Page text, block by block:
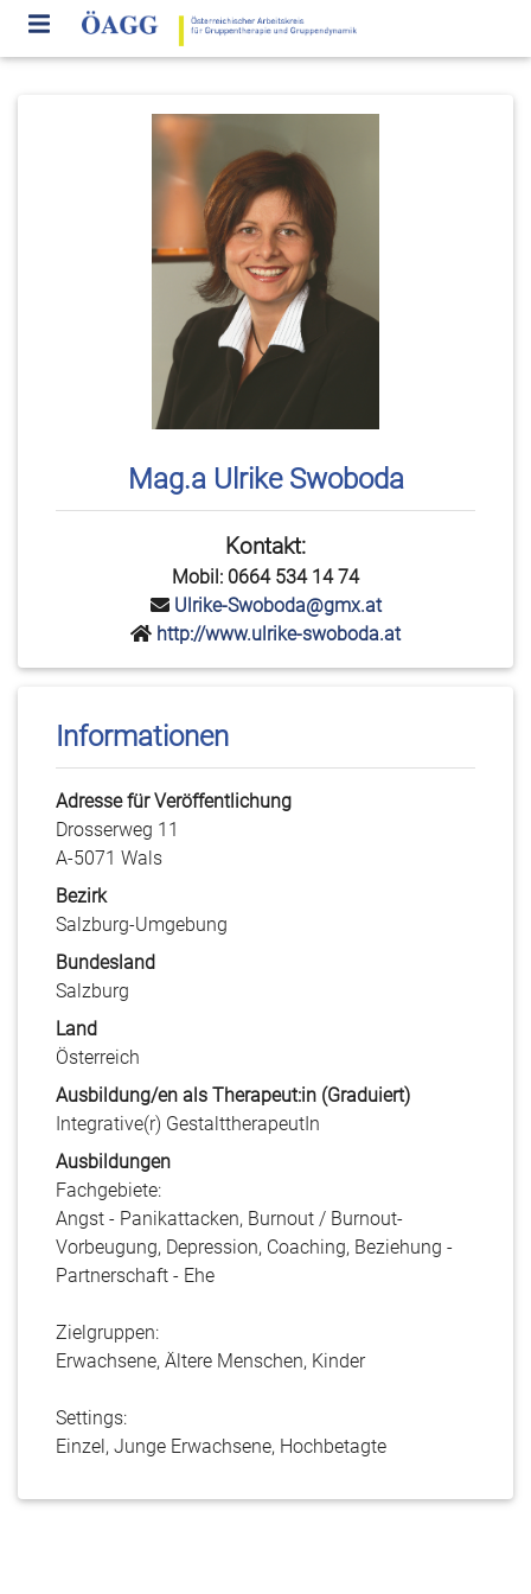
Mag.a Ulrike Swoboda
Kontakt:
Mobil: 0664 534 14 74
Ulrike-Swoboda@gmx.at
http://www.ulrike-swoboda.at
Informationen
Adresse für Veröffentlichung
Drosserweg 11
A-5071 Wals
Bezirk
Salzburg-Umgebung
Bundesland
Salzburg
Land
Österreich
Ausbildung/en als Therapeut:in (Graduiert)
Integrative(r) GestalttherapeutIn
Ausbildungen
Fachgebiete:
Angst - Panikattacken, Burnout / Burnout-
Vorbeugung, Depression, Coaching, Beziehung -
Partnerschaft - Ehe
Zielgruppen:
Erwachsene, Ältere Menschen, Kinder
Settings:
Einzel, Junge Erwachsene, Hochbetagte